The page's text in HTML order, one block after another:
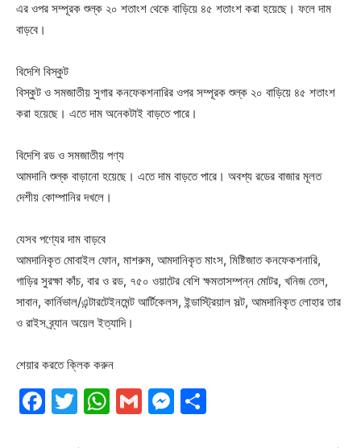
এর ওপর সম্পূরক শুল্ক ২০ শতাংশ থেকে বাড়িয়ে ৪৫ শতাংশ করা হয়েছে। ফলে দাম
বাড়বে।
বিদেশি বিস্কুট
বিস্কুট ও সমজাতীয় সুগার কনফেকশনারির ওপর সম্পূরক শুল্ক ২০ বাড়িয়ে ৪৫ শতাংশ
করা হয়েছে। এতে দাম অনেকটাই বাড়তে পারে।
বিদেশি রড ও সমজাতীয় পণ্য
আমদানি শুল্ক বাড়ানো হয়েছে। এতে দাম বাড়তে পারে। অবশ্য রডের বাজার মূলত
দেশীয় কোম্পানির দখলে।
যেসব পণ্যের দাম বাড়বে
আমদানিকৃত মোবাইল ফোন, মাশরুম, আমদানিকৃত মাংস, মিষ্টিজাত কনফেকশনারি,
গাড়ির সুরক্ষা কাঁচ, বার ও রড, ৭৫০ ওয়াটের বেশি ক্ষমতাসম্পন্ন মোটর, খনিজ তেল,
সাবান, কার্নিভাল/এন্টারটেইনমেন্ট আর্টিকেলস, ইন্ডাস্ট্রিয়াল সল্ট, আমদানিকৃত লোহার তার
ও রাইস ব্র্যান অয়েল ইত্যাদি।
শেয়ার করতে ক্লিক করুন
Facebook
Twitter
WhatsApp
GmailMessenger